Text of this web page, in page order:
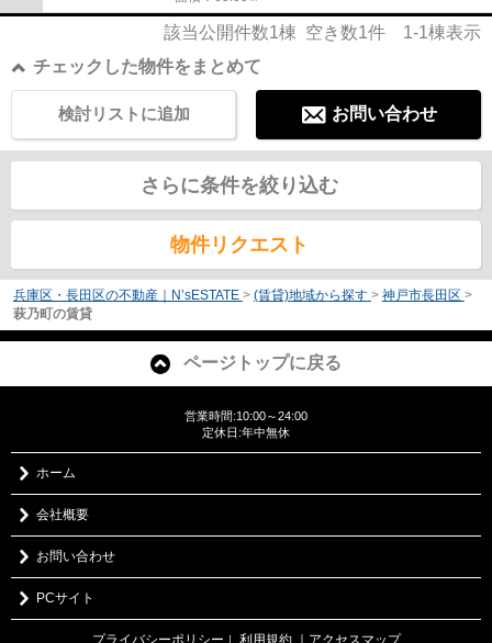
該当公開件数1棟 空き数1件 1-1棟表示
チェックした物件をまとめて
お問い合わせ
検討リストに追加
さらに条件を絞り込む
物件リクエスト
兵庫区・長田区の不動産｜N’sESTATE > (賃貸)地域から探す > 神戸市長田区 >
萩乃町の賃貸
ページトップに戻る
営業時間:10:00～24:00
定休日:年中無休
ホーム
会社概要
お問い合わせ
PCサイト
プライバシーポリシー ｜ 利用規約 ｜アクセスマップ